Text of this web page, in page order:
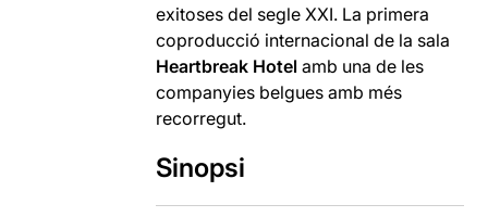
exitoses del segle XXI. La primera
coproducció internacional de la sala
Heartbreak Hotel amb una de les
companyies belgues amb més
recorregut.
Sinopsi